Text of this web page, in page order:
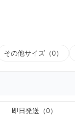
その他サイズ（0）
即日発送（0）